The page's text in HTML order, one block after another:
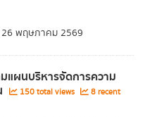
พฤษภาคม 2569
แผนบริหารจัดการความ
150 total views
8 recent